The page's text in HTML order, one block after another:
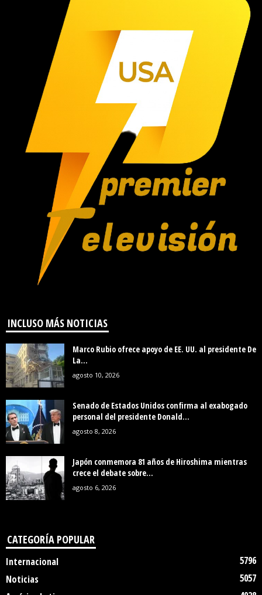
INCLUSO MÁS NOTICIAS
Marco Rubio ofrece apoyo de EE. UU. al presidente De
La...
agosto 10, 2026
Senado de Estados Unidos confirma al exabogado
personal del presidente Donald...
agosto 8, 2026
Japón conmemora 81 años de Hiroshima mientras
crece el debate sobre...
agosto 6, 2026
CATEGORÍA POPULAR
Internacional
5796
Noticias
5057